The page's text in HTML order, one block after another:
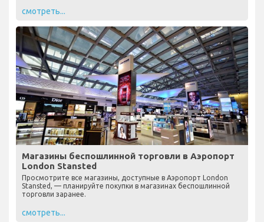
смотреть...
Магазины беспошлинной торговли в Аэропорт
London Stansted
Просмотрите все магазины, доступные в Аэропорт London
Stansted, — планируйте покупки в магазинах беспошлинной
торговли заранее.
смотреть...